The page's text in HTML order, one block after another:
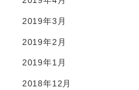
2019年3月
2019年2月
2019年1月
2018年12月